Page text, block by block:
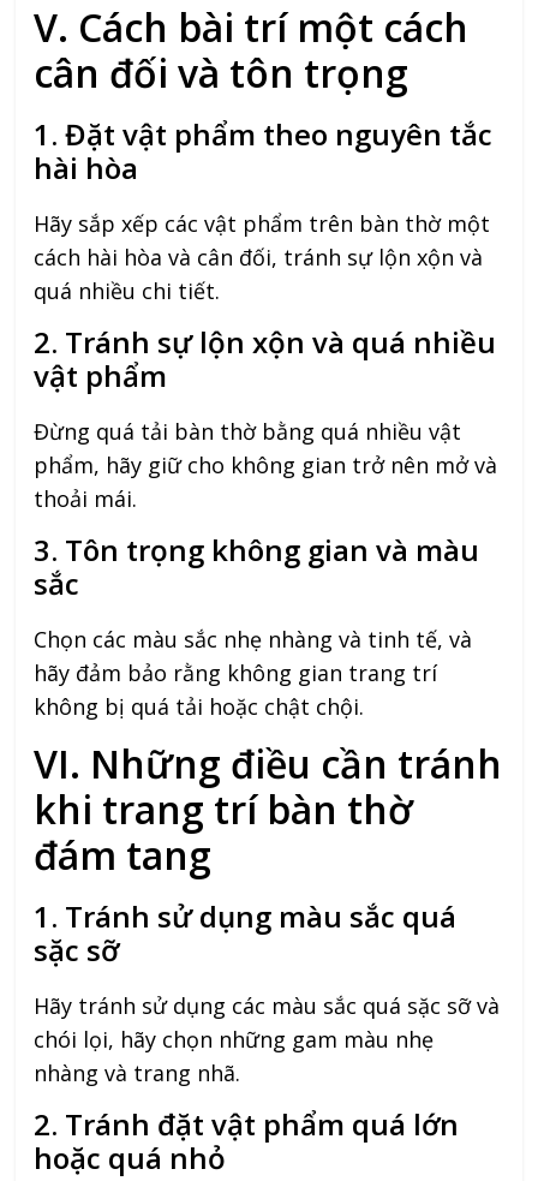
V. Cách bài trí một cách
cân đối và tôn trọng
1. Đặt vật phẩm theo nguyên tắc
hài hòa
Hãy sắp xếp các vật phẩm trên bàn thờ một
cách hài hòa và cân đối, tránh sự lộn xộn và
quá nhiều chi tiết.
2. Tránh sự lộn xộn và quá nhiều
vật phẩm
Đừng quá tải bàn thờ bằng quá nhiều vật
phẩm, hãy giữ cho không gian trở nên mở và
thoải mái.
3. Tôn trọng không gian và màu
sắc
Chọn các màu sắc nhẹ nhàng và tinh tế, và
hãy đảm bảo rằng không gian trang trí
không bị quá tải hoặc chật chội.
VI. Những điều cần tránh
khi trang trí bàn thờ
đám tang
1. Tránh sử dụng màu sắc quá
sặc sỡ
Hãy tránh sử dụng các màu sắc quá sặc sỡ và
chói lọi, hãy chọn những gam màu nhẹ
nhàng và trang nhã.
2. Tránh đặt vật phẩm quá lớn
hoặc quá nhỏ